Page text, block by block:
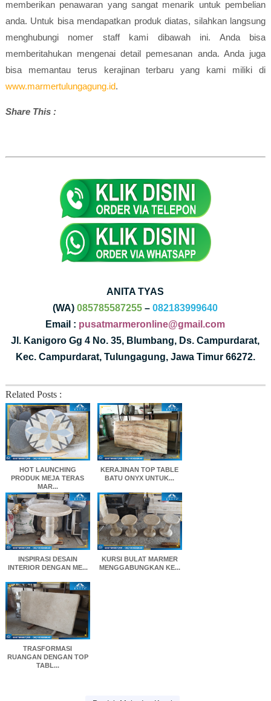
memberikan penawaran yang sangat menarik untuk pembelian
anda. Untuk bisa mendapatkan produk diatas, silahkan langsung
menghubungi nomer staff kami dibawah ini. Anda bisa
memberitahukan mengenai detail pemesanan anda. Anda juga
bisa memantau terus kerajinan terbaru yang kami miliki di
www.marmertulungagung.id.
Share This :
ANITA TYAS
(WA)085785587255 –082183999640
Email : pusatmarmeronline@gmail.com
Jl. Kanigoro Gg 4 No. 35, Blumbang, Ds. Campurdarat,
Kec. Campurdarat, Tulungagung, Jawa Timur 66272.
Related Posts :
HOT LAUNCHING
PRODUK MEJA TERAS
MAR...
KERAJINAN TOP TABLE
BATU ONYX UNTUK...
INSPIRASI DESAIN
INTERIOR DENGAN ME...
KURSI BULAT MARMER
MENGGABUNGKAN KE...
TRASFORMASI
RUANGAN DENGAN TOP
TABL...